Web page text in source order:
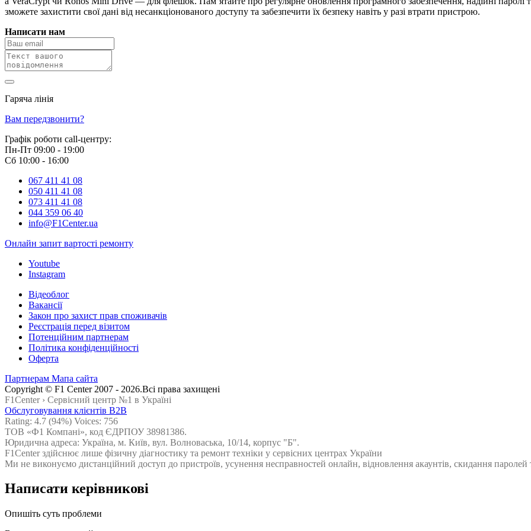
зможете захистити свої дані від несанкціонованого доступу та забезпечити їх безпеку навіть у разі втрати пристрою.
Написати нам
Гаряча лінія
Вам передзвонити?
Графік роботи call-центру:
Пн-Пт 09:00 - 19:00
Сб 10:00 - 16:00
067 411 41 08
050 411 41 08
073 411 41 08
044 359 06 40
info@F1Center.ua
Онлайн запит вартостi ремонту
Youtube
Instagram
Відеоблог
Вакансії
Закон про захист прав споживачів
Реєстрація перед візитом
Потенційним партнерам
Політика конфіденційності
Оферта
Партнерам Мапа сайта
Сopyright © F1 Center 2007 - 2026.Всі права захищені
F1Center › Cервісний центр №1 в Україні
Обслуговування клієнтів B2B
Rating: 4.7 (94%) Voices: 756
ТОВ «Ф1 Компані», код ЄДРПОУ 38981386.
Юридична адреса: Україна, м. Київ, вул. Волноваська, 10/14, корпус "Б".
F1Center здійснює лише фізичну діагностику та ремонт техніки у сервісних центрах України
Ми не виконуємо дистанційний доступ до пристроїв, усунення несправностей онлайн, відновлення акаунтів, скидання паролей
Написати керівникові
Опишіть суть проблеми